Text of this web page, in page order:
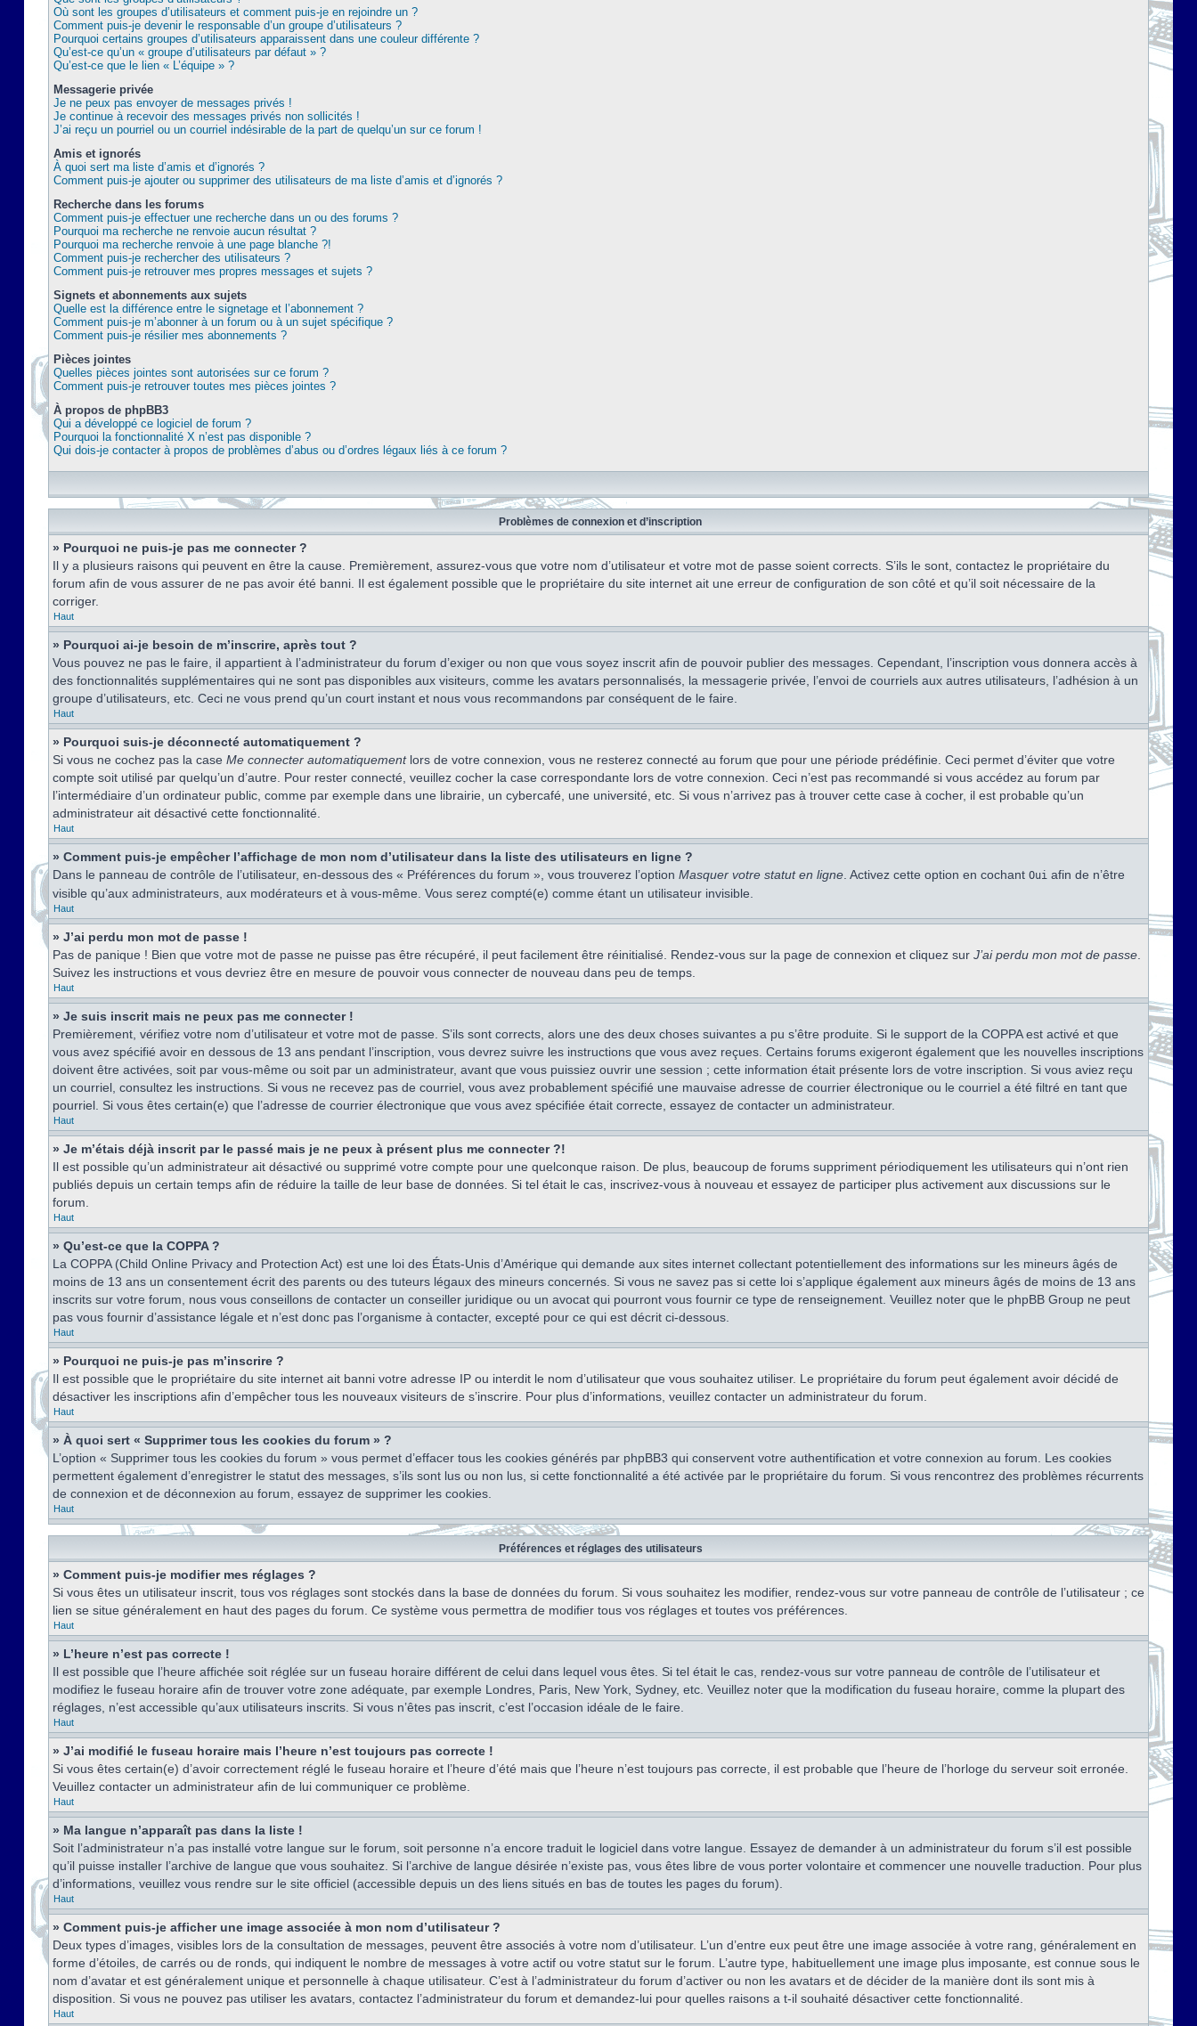
Où sont les groupes d’utilisateurs et comment puis-je en rejoindre un ?
Comment puis-je devenir le responsable d’un groupe d’utilisateurs ?
Pourquoi certains groupes d’utilisateurs apparaissent dans une couleur différente ?
Qu’est-ce qu’un « groupe d’utilisateurs par défaut » ?
Qu’est-ce que le lien « L’équipe » ?
Messagerie privée
Je ne peux pas envoyer de messages privés !
Je continue à recevoir des messages privés non sollicités !
J’ai reçu un pourriel ou un courriel indésirable de la part de quelqu’un sur ce forum !
Amis et ignorés
À quoi sert ma liste d’amis et d’ignorés ?
Comment puis-je ajouter ou supprimer des utilisateurs de ma liste d’amis et d’ignorés ?
Recherche dans les forums
Comment puis-je effectuer une recherche dans un ou des forums ?
Pourquoi ma recherche ne renvoie aucun résultat ?
Pourquoi ma recherche renvoie à une page blanche ?!
Comment puis-je rechercher des utilisateurs ?
Comment puis-je retrouver mes propres messages et sujets ?
Signets et abonnements aux sujets
Quelle est la différence entre le signetage et l’abonnement ?
Comment puis-je m’abonner à un forum ou à un sujet spécifique ?
Comment puis-je résilier mes abonnements ?
Pièces jointes
Quelles pièces jointes sont autorisées sur ce forum ?
Comment puis-je retrouver toutes mes pièces jointes ?
À propos de phpBB3
Qui a développé ce logiciel de forum ?
Pourquoi la fonctionnalité X n’est pas disponible ?
Qui dois-je contacter à propos de problèmes d’abus ou d’ordres légaux liés à ce forum ?
Problèmes de connexion et d’inscription
» Pourquoi ne puis-je pas me connecter ?
Il y a plusieurs raisons qui peuvent en être la cause. Premièrement, assurez-vous que votre nom d’utilisateur et votre mot de passe soient corrects. S’ils le sont, contactez le propriétaire du
forum afin de vous assurer de ne pas avoir été banni. Il est également possible que le propriétaire du site internet ait une erreur de configuration de son côté et qu’il soit nécessaire de la
corriger.
Haut
» Pourquoi ai-je besoin de m’inscrire, après tout ?
Vous pouvez ne pas le faire, il appartient à l’administrateur du forum d’exiger ou non que vous soyez inscrit afin de pouvoir publier des messages. Cependant, l’inscription vous donnera accès à
des fonctionnalités supplémentaires qui ne sont pas disponibles aux visiteurs, comme les avatars personnalisés, la messagerie privée, l’envoi de courriels aux autres utilisateurs, l’adhésion à un
groupe d’utilisateurs, etc. Ceci ne vous prend qu’un court instant et nous vous recommandons par conséquent de le faire.
Haut
» Pourquoi suis-je déconnecté automatiquement ?
Si vous ne cochez pas la case Me connecter automatiquementlors de votre connexion, vous ne resterez connecté au forum que pour une période prédéfinie. Ceci permet d’éviter que votre
compte soit utilisé par quelqu’un d’autre. Pour rester connecté, veuillez cocher la case correspondante lors de votre connexion. Ceci n’est pas recommandé si vous accédez au forum par
l’intermédiaire d’un ordinateur public, comme par exemple dans une librairie, un cybercafé, une université, etc. Si vous n’arrivez pas à trouver cette case à cocher, il est probable qu’un
administrateur ait désactivé cette fonctionnalité.
Haut
» Comment puis-je empêcher l’affichage de mon nom d’utilisateur dans la liste des utilisateurs en ligne ?
Dans le panneau de contrôle de l’utilisateur, en-dessous des « Préférences du forum », vous trouverez l’option Masquer votre statut en ligne . Activez cette option en cochant Oui afin de n’être
visible qu’aux administrateurs, aux modérateurs et à vous-même. Vous serez compté(e) comme étant un utilisateur invisible.
Haut
» J’ai perdu mon mot de passe !
Pas de panique ! Bien que votre mot de passe ne puisse pas être récupéré, il peut facilement être réinitialisé. Rendez-vous sur la page de connexion et cliquez sur J’ai perdu mon mot de passe
Suivez les instructions et vous devriez être en mesure de pouvoir vous connecter de nouveau dans peu de temps.
Haut
» Je suis inscrit mais ne peux pas me connecter !
Premièrement, vérifiez votre nom d’utilisateur et votre mot de passe. S’ils sont corrects, alors une des deux choses suivantes a pu s’être produite. Si le support de la COPPA est activé et que
vous avez spécifié avoir en dessous de 13 ans pendant l’inscription, vous devrez suivre les instructions que vous avez reçues. Certains forums exigeront également que les nouvelles inscriptions
doivent être activées, soit par vous-même ou soit par un administrateur, avant que vous puissiez ouvrir une session ; cette information était présente lors de votre inscription. Si vous aviez reçu
un courriel, consultez les instructions. Si vous ne recevez pas de courriel, vous avez probablement spécifié une mauvaise adresse de courrier électronique ou le courriel a été filtré en tant que
pourriel. Si vous êtes certain(e) que l’adresse de courrier électronique que vous avez spécifiée était correcte, essayez de contacter un administrateur.
Haut
» Je m’étais déjà inscrit par le passé mais je ne peux à présent plus me connecter ?!
Il est possible qu’un administrateur ait désactivé ou supprimé votre compte pour une quelconque raison. De plus, beaucoup de forums suppriment périodiquement les utilisateurs qui n’ont rien
publiés depuis un certain temps afin de réduire la taille de leur base de données. Si tel était le cas, inscrivez-vous à nouveau et essayez de participer plus activement aux discussions sur le
forum.
Haut
» Qu’est-ce que la COPPA ?
La COPPA (Child Online Privacy and Protection Act) est une loi des États-Unis d’Amérique qui demande aux sites internet collectant potentiellement des informations sur les mineurs âgés de
moins de 13 ans un consentement écrit des parents ou des tuteurs légaux des mineurs concernés. Si vous ne savez pas si cette loi s’applique également aux mineurs âgés de moins de 13 ans
inscrits sur votre forum, nous vous conseillons de contacter un conseiller juridique ou un avocat qui pourront vous fournir ce type de renseignement. Veuillez noter que le phpBB Group ne peut
pas vous fournir d’assistance légale et n’est donc pas l’organisme à contacter, excepté pour ce qui est décrit ci-dessous.
Haut
» Pourquoi ne puis-je pas m’inscrire ?
Il est possible que le propriétaire du site internet ait banni votre adresse IP ou interdit le nom d’utilisateur que vous souhaitez utiliser. Le propriétaire du forum peut également avoir décidé de
désactiver les inscriptions afin d’empêcher tous les nouveaux visiteurs de s’inscrire. Pour plus d’informations, veuillez contacter un administrateur du forum.
Haut
» À quoi sert « Supprimer tous les cookies du forum » ?
L’option « Supprimer tous les cookies du forum » vous permet d’effacer tous les cookies générés par phpBB3 qui conservent votre authentification et votre connexion au forum. Les cookies
permettent également d’enregistrer le statut des messages, s’ils sont lus ou non lus, si cette fonctionnalité a été activée par le propriétaire du forum. Si vous rencontrez des problèmes récurrents
de connexion et de déconnexion au forum, essayez de supprimer les cookies.
Haut
Préférences et réglages des utilisateurs
» Comment puis-je modifier mes réglages ?
Si vous êtes un utilisateur inscrit, tous vos réglages sont stockés dans la base de données du forum. Si vous souhaitez les modifier, rendez-vous sur votre panneau de contrôle de l’utilisateur ; ce
lien se situe généralement en haut des pages du forum. Ce système vous permettra de modifier tous vos réglages et toutes vos préférences.
Haut
» L’heure n’est pas correcte !
Il est possible que l’heure affichée soit réglée sur un fuseau horaire différent de celui dans lequel vous êtes. Si tel était le cas, rendez-vous sur votre panneau de contrôle de l’utilisateur et
modifiez le fuseau horaire afin de trouver votre zone adéquate, par exemple Londres, Paris, New York, Sydney, etc. Veuillez noter que la modification du fuseau horaire, comme la plupart des
réglages, n’est accessible qu’aux utilisateurs inscrits. Si vous n’êtes pas inscrit, c’est l’occasion idéale de le faire.
Haut
» J’ai modifié le fuseau horaire mais l’heure n’est toujours pas correcte !
Si vous êtes certain(e) d’avoir correctement réglé le fuseau horaire et l’heure d’été mais que l’heure n’est toujours pas correcte, il est probable que l’heure de l’horloge du serveur soit erronée.
Veuillez contacter un administrateur afin de lui communiquer ce problème.
Haut
» Ma langue n’apparaît pas dans la liste !
Soit l’administrateur n’a pas installé votre langue sur le forum, soit personne n’a encore traduit le logiciel dans votre langue. Essayez de demander à un administrateur du forum s’il est possible
qu’il puisse installer l’archive de langue que vous souhaitez. Si l’archive de langue désirée n’existe pas, vous êtes libre de vous porter volontaire et commencer une nouvelle traduction. Pour plus
d’informations, veuillez vous rendre sur le site officiel (accessible depuis un des liens situés en bas de toutes les pages du forum).
Haut
» Comment puis-je afficher une image associée à mon nom d’utilisateur ?
Deux types d’images, visibles lors de la consultation de messages, peuvent être associés à votre nom d’utilisateur. L’un d’entre eux peut être une image associée à votre rang, généralement en
forme d’étoiles, de carrés ou de ronds, qui indiquent le nombre de messages à votre actif ou votre statut sur le forum. L’autre type, habituellement une image plus imposante, est connue sous le
nom d’avatar et est généralement unique et personnelle à chaque utilisateur. C’est à l’administrateur du forum d’activer ou non les avatars et de décider de la manière dont ils sont mis à
disposition. Si vous ne pouvez pas utiliser les avatars, contactez l’administrateur du forum et demandez-lui pour quelles raisons a t-il souhaité désactiver cette fonctionnalité.
Haut